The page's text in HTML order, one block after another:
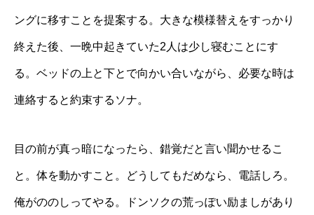
ングに移すことを提案する。大きな模様替えをすっかり
終えた後、一晩中起きていた2人は少し寝むことにす
る。ベッドの上と下とで向かい合いながら、必要な時は
連絡すると約束するソナ。
目の前が真っ暗になったら、錯覚だと言い聞かせるこ
と。体を動かすこと。どうしてもだめなら、電話しろ。
俺がののしってやる。ドンソクの荒っぽい励ましがあり